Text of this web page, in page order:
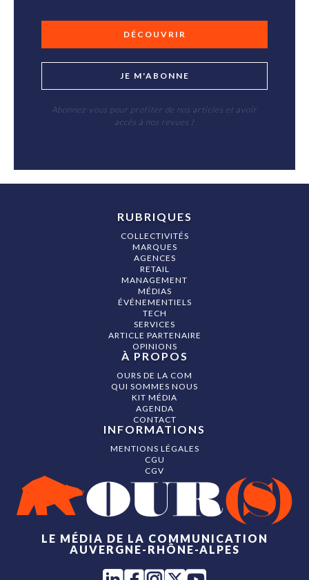
DÉCOUVRIR
JE M'ABONNE
Abonnez-vous pour profiter de nos articles et avoir
accès à nos revues !
LE MÉDIA DE LA COMMUNICATION
AUVERGNE-RHÔNE-ALPES
RUBRIQUES
COLLECTIVITÉS
MARQUES
AGENCES
RETAIL
MANAGEMENT
MÉDIAS
ÉVÉNEMENTIELS
TECH
SERVICES
ARTICLE PARTENAIRE
OPINIONS
À PROPOS
OURS DE LA COM
QUI SOMMES NOUS
KIT MÉDIA
AGENDA
CONTACT
INFORMATIONS
MENTIONS LÉGALES
CGU
CGV